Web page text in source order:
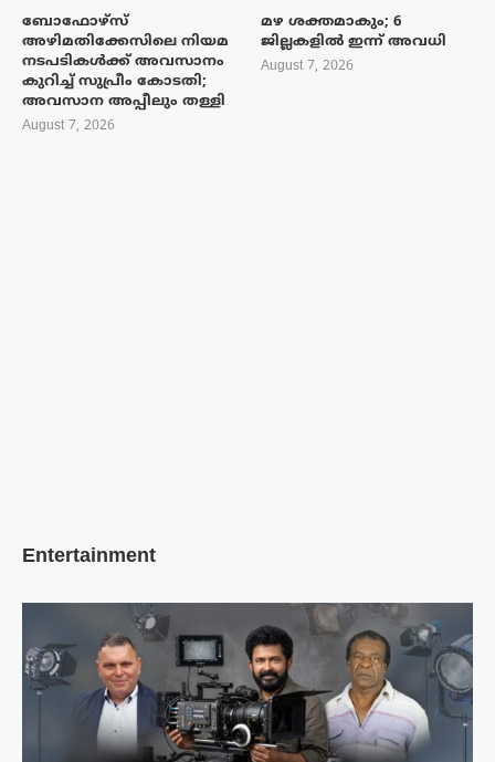
ബോഫോഴ്‌സ്
അഴിമതിക്കേസിലെ നിയമ
നടപടികൾക്ക് അവസാനം
കുറിച്ച് സുപ്രീം കോടതി;
അവസാന അപ്പീലും തള്ളി
August 7, 2026
മഴ ശക്തമാകും; 6
ജില്ലകളിൽ ഇന്ന് അവധി
August 7, 2026
Entertainment